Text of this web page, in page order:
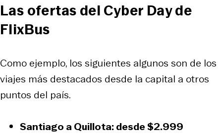
Las ofertas del Cyber Day de
FlixBus
Como ejemplo, los siguientes algunos son de los
viajes más destacados desde la capital a otros
puntos del país.
Santiago a Quillota: desde$2.999